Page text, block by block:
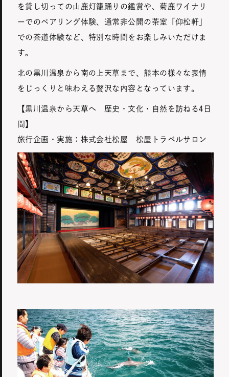
を貸し切っての山鹿灯籠踊りの鑑賞や、菊鹿ワイナリ
ーでのペアリング体験、通常非公開の茶室「仰松軒」
での茶道体験など、特別な時間をお楽しみいただけま
す。
北の黒川温泉から南の上天草まで、熊本の様々な表情
をじっくりと味わえる贅沢な内容となっています。
【黒川温泉から天草へ 歴史・文化・自然を訪ねる4日
間】
旅行企画・実施：株式会社松屋 松屋トラベルサロン